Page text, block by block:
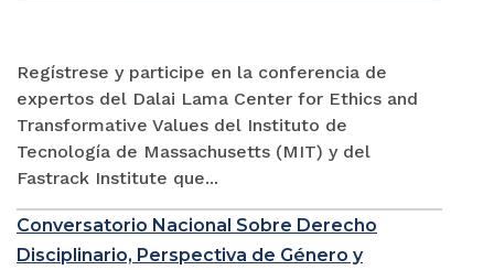
Regístrese y participe en la conferencia de
expertos del Dalai Lama Center for Ethics and
Transformative Values del Instituto de
Tecnología de Massachusetts (MIT) y del
Fastrack Institute que...
Conversatorio Nacional Sobre Derecho
Disciplinario, Perspectiva de Género y